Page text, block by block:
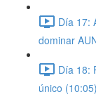
Día 17:
dominar
Día 18:
único (10:05)